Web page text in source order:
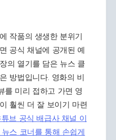
작품의 생생한 분위기
공식 채널에 공개된 예
의 열기를 담은 뉴스 클
방법입니다. 영화의 비
를 미리 접하고 가면 영
훨씬 더 잘 보이기 마련
튜브 공식 배급사 채널 이
스 코너를 통해 손쉽게